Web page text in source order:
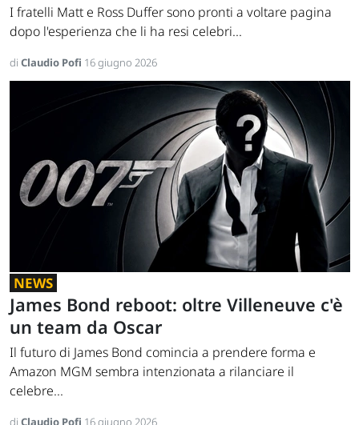
I fratelli Matt e Ross Duffer sono pronti a voltare pagina
dopo l'esperienza che li ha resi celebri...
di Claudio Pofi 16 giugno 2026
NEWS
James Bond reboot: oltre Villeneuve c'è
un team da Oscar
Il futuro di James Bond comincia a prendere forma e
Amazon MGM sembra intenzionata a rilanciare il
celebre...
di Claudio Pofi 16 giugno 2026